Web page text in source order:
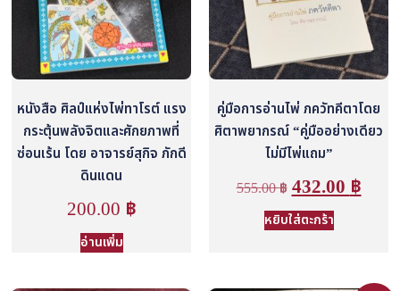
หนังสือ ศิลป์แห่งไพ่ทาโรต์ แรง
กระตุ้นพลังจิตและศักยภาพที่
ซ่อนเร้น โดย อาจารย์สุกิจ ภักดี
ดินแดน
200.00 ฿
อ่านเพิ่ม
คู่มือการอ่านไพ่ ภควัทคีตาโดย
ศิตาพยากรณ์ “คู่มืออย่างเดียว
ไม่มีไพ่แถม”
555.00฿ 432.00 ฿
หยิบใส่ตะกร้า